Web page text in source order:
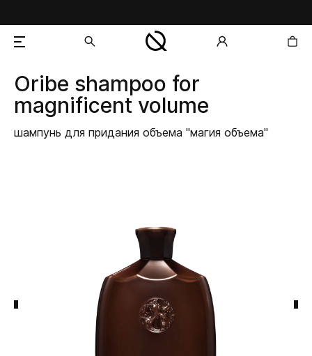
добавлен в корзину
Oribe shampoo for
magnificent volume
шампунь для придания объема "магия объема"